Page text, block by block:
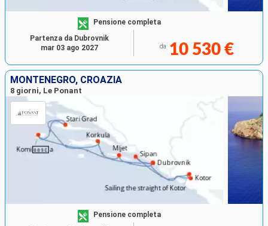
Pensione completa
da 10 530 €
Partenza da Dubrovnik
mar 03 ago 2027
MONTENEGRO, CROAZIA
8 giorni, Le Ponant
Pensione completa